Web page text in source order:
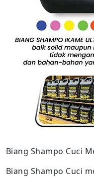
Biang Shampo Cuci
Biang Shampo Cuci